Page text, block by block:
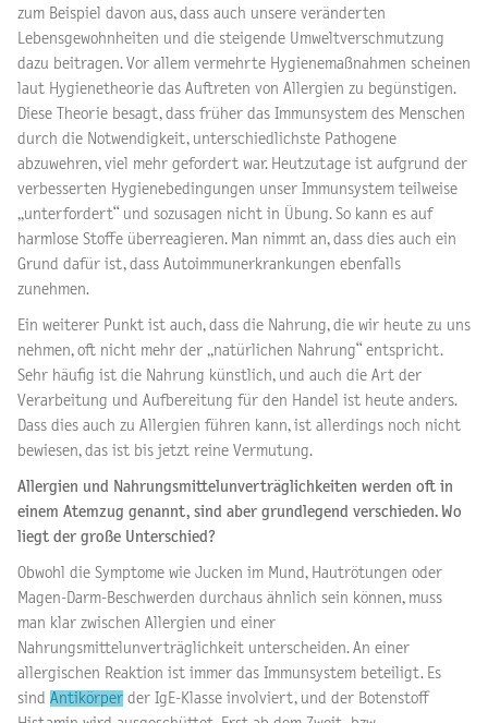
zum Beispiel davon aus, dass auch unsere veränderten
Lebensgewohnheiten und die steigende Umweltverschmutzung
dazu beitragen. Vor allem vermehrte Hygienemaßnahmen scheinen
laut Hygienetheorie das Auftreten von Allergien zu begünstigen.
Diese Theorie besagt, dass früher das Immunsystem des Menschen
durch die Notwendigkeit, unterschiedlichste Pathogene
abzuwehren, viel mehr gefordert war. Heutzutage ist aufgrund der
verbesserten Hygienebedingungen unser Immunsystem teilweise
„unterfordert“ und sozusagen nicht in Übung. So kann es auf
harmlose Stoffe überreagieren. Man nimmt an, dass dies auch ein
Grund dafür ist, dass Autoimmunerkrankungen ebenfalls
zunehmen.
Ein weiterer Punkt ist auch, dass die Nahrung, die wir heute zu uns
nehmen, oft nicht mehr der „natürlichen Nahrung“ entspricht.
Sehr häufig ist die Nahrung künstlich, und auch die Art der
Verarbeitung und Aufbereitung für den Handel ist heute anders.
Dass dies auch zu Allergien führen kann, ist allerdings noch nicht
bewiesen, das ist bis jetzt reine Vermutung.
Allergien und Nahrungsmittelunverträglichkeiten werden oft in
einem Atemzug genannt, sind aber grundlegend verschieden. Wo
liegt der große Unterschied?
Obwohl die Symptome wie Jucken im Mund, Hautrötungen oder
Magen-Darm-Beschwerden durchaus ähnlich sein können, muss
man klar zwischen Allergien und einer
Nahrungsmittelunverträglichkeit unterscheiden. An einer
allergischen Reaktion ist immer das Immunsystem beteiligt. Es
sind Antikörper der IgE-Klasse involviert, und der Botenstoff